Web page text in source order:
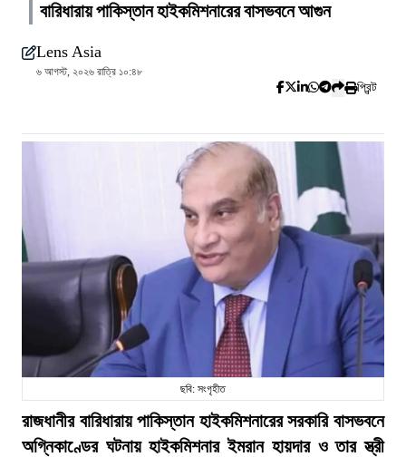
বারিধারায় পাকিস্তান হাইকমিশনারের বাসভবনে আগুন
Lens Asia
৬ আগস্ট, ২০২৬ রাত্রি ১০:৪৮
প্রিন্ট
ছবি: সংগৃহীত
রাজধানীর বারিধারায় পাকিস্তান হাইকমিশনারের সরকারি বাসভবনে
অগ্নিকাণ্ডের ঘটনায় হাইকমিশনার ইমরান হায়দার ও তার স্ত্রী